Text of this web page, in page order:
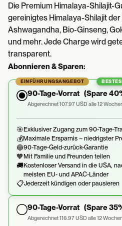
Die Premium Himalaya-Shilajit-
gereinigtes Himalaya-Shilajit
Ashwagandha, Bio-Ginseng,
und mehr. Jede Charge wird
transparent.
Abonnieren & Sparen:
EINFÜHRUNGSANGEBOT
90-Tage-Vorrat (Spare
Abgerechnet 107.97 USD alle 12
🎯Exklusiver Zugang zum 90-Tage-
💰Maximale Ersparnis – niedrigster
🔵90-Tage-Geld-zurück-Garantie
🧡Mit Familie und Freunden teilen
🚚Kostenloser Versand in die USA,
meisten EU- und APAC-Länder
📋Jederzeit kündigen oder pausieren
90-Tage-Vorrat (Spare
Abgerechnet 116.97 USD alle 12